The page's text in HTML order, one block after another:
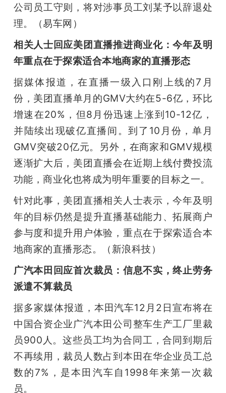
公司员工守则，将对涉事员工刘某予以辞退处
理。（易车网）
相关人士回应美团直播推进商业化：今年及明
年重点在于探索适合本地商家的直播形态
据媒体报道，在直播一级入口刚上线的7月
份，美团直播单月的GMV大约在5-6亿，环比
增速在20%，但8月份迅速上涨到10-12亿，
并陆续出现破亿直播间。到了10月份，单月
GMV突破20亿元。另外，在商家和GMV规模
逐渐扩大后，美团直播会在近期上线付费投流
功能，商业化也将成为明年重要的目标之一。
针对此事，美团直播相关人士表示，今年及明
年的目标仍然是提升直播基础能力、拓展商户
参与度和提升用户体验，重点在于探索适合本
地商家的直播形态。（新浪科技）
广汽本田回应首次裁员：信息不实，终止劳务
派遣不算裁员
据多家媒体报道，本田汽车12月2日宣布将在
中国合资企业广汽本田公司整车生产工厂里裁
员900人。这些员工均为合同工，合同到期后
不再续用，裁员人数占到本田在华企业员工总
数的7%，是本田汽车自1998年来第一次裁
员。